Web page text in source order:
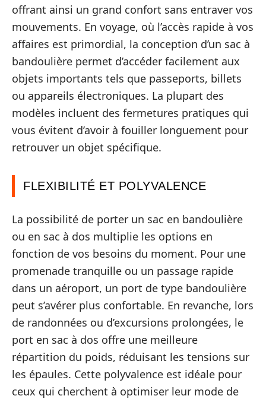
offrant ainsi un grand confort sans entraver vos
mouvements. En voyage, où l’accès rapide à vos
affaires est primordial, la conception d’un sac à
bandoulière permet d’accéder facilement aux
objets importants tels que passeports, billets
ou appareils électroniques. La plupart des
modèles incluent des fermetures pratiques qui
vous évitent d’avoir à fouiller longuement pour
retrouver un objet spécifique.
FLEXIBILITÉ ET POLYVALENCE
La possibilité de porter un sac en bandoulière
ou en sac à dos multiplie les options en
fonction de vos besoins du moment. Pour une
promenade tranquille ou un passage rapide
dans un aéroport, un port de type bandoulière
peut s’avérer plus confortable. En revanche, lors
de randonnées ou d’excursions prolongées, le
port en sac à dos offre une meilleure
répartition du poids, réduisant les tensions sur
les épaules. Cette polyvalence est idéale pour
ceux qui cherchent à optimiser leur mode de